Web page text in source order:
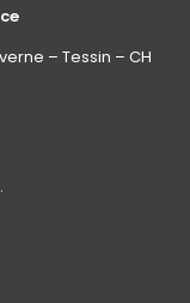
– Tessin – CH